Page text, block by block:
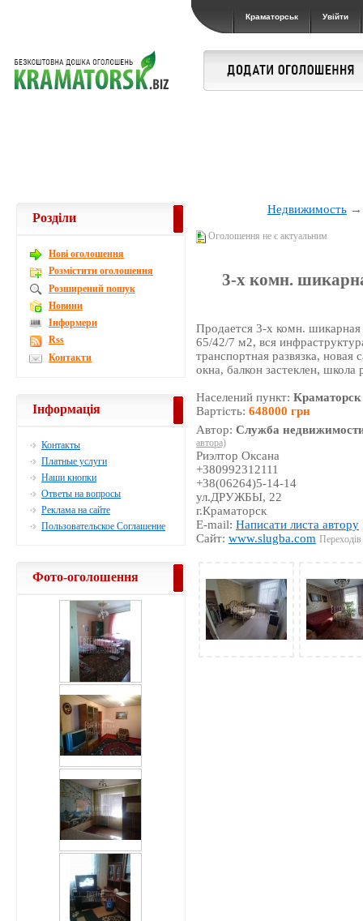
Краматорськ Увійти
Недвижимость
Оголошення не є актуальним
3-х комн.
Продается 3-х комн.
65/42/7 м2, вся
транспортная развязка, новая
окна, балкон застеклен, школа
Населений пункт:Краматорск
Вартість:648000 грн
Автор:Служба
автора)
Риэлтор Оксана
+380992312111
+38(06264)5-14-14
ул.ДРУЖБЫ, 22
г.Краматорск
E-mail:Написати листа автору
Сайт:www.slugba.com
Розділи
Новi оголошення
Розмістити оголошення
Розширений пошук
Новини
Інформери
Rss
Контакти
Інформація
Контакты
Платные услуги
Наши кнопки
Ответы на вопросы
Реклама на сайте
Пользовательское Соглашение
Фото-оголошення